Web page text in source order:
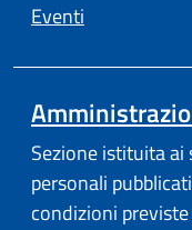
Eventi
Sezione istituita ai
personali
condizioni